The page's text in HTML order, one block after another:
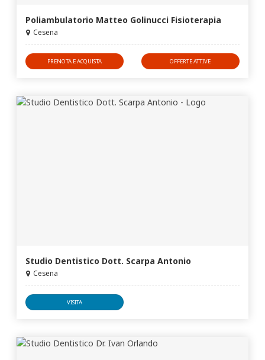
Poliambulatorio Matteo Golinucci Fisioterapia
Cesena
PRENOTA E ACQUISTA OFFERTE ATTIVE
Studio Dentistico Dott. Scarpa Antonio
Cesena
VISITA